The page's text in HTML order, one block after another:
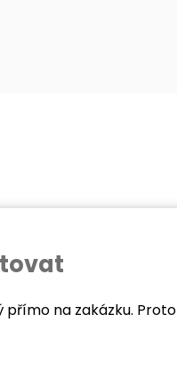
na zakázku. Proto